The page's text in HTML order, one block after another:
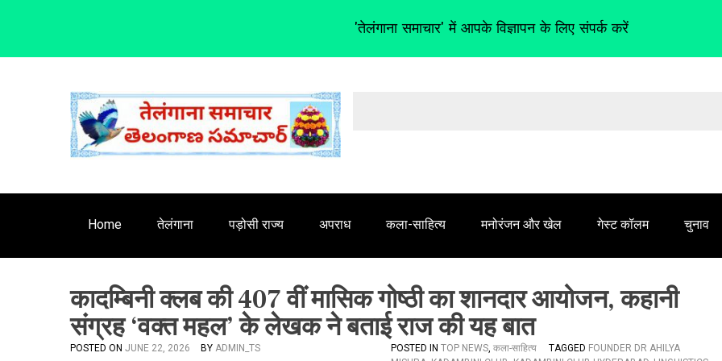
e
Home तेलंगाना पड़ोसी राज्य अपराध कला-साहित्य मनोरंजन और खेल गेस्ट कॉलम चुनाव
कादम्बिनी क्लब की 407 वीं मासिक गोष्ठी का शानदार आयोजन, कहानी
संग्रह ‘वक्त महल’ के लेखक ने बताई राज की यह बात
POSTED ON JUNE 22, 2026 BY ADMIN_TS POSTED IN TOP NEWS, कला-साहित्य TAGGED FOUNDER DR AHILYA
'तेलंगाना समाचार' में आपके विज्ञापन के लिए संपर्क करें